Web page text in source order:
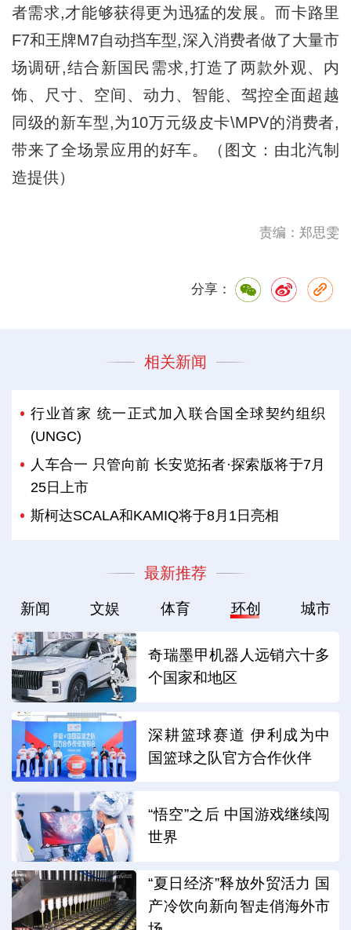
者需求,才能够获得更为迅猛的发展。而卡路里
F7和王牌M7自动挡车型,深入消费者做了大量市
场调研,结合新国民需求,打造了两款外观、内
饰、尺寸、空间、动力、智能、驾控全面超越
同级的新车型,为10万元级皮卡\MPV的消费者,
带来了全场景应用的好车。（图文：由北汽制
造提供）
责编：郑思雯
分享：
相关新闻
行业首家 统一正式加入联合国全球契约组织
(UNGC)
人车合一 只管向前 长安览拓者·探索版将于7月
25日上市
斯柯达SCALA和KAMIQ将于8月1日亮相
最新推荐
新闻 文娱 体育 环创 城市
奇瑞墨甲机器人远销六十多
个国家和地区
深耕篮球赛道 伊利成为中
国篮球之队官方合作伙伴
“悟空”之后 中国游戏继续闯
世界
“夏日经济”释放外贸活力 国
产冷饮向新向智走俏海外市